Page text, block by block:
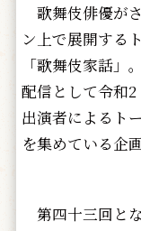
歌舞伎俳優が
ン上で展開する
「歌舞伎家話」
配信として令和
出演者によるト
を集めている企画
第四十三回と